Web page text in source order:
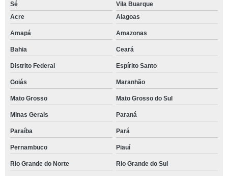
Sé
Vila Buarque
Acre
Alagoas
Amapá Amazonas
Bahia Ceará
Distrito Federal Espírito Santo
Goiás Maranhão
Mato Grosso Mato Grosso do Sul
Minas Gerais Paraná
Paraíba Pará
Pernambuco Piauí
Rio Grande do Norte Rio Grande do Sul